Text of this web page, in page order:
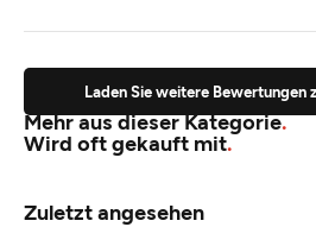
Laden Sie weitere Bewertungen
Mehr aus dieser Kategorie
Wird oft gekauft mit
Zuletzt angesehen